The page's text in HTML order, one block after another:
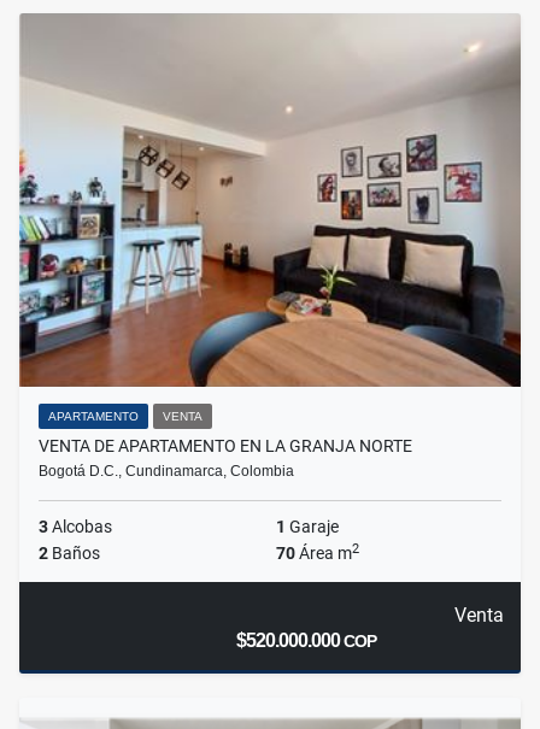
APARTAMENTO VENTA
VENTA DE APARTAMENTO EN LA GRANJA NORTE
Bogotá D.C., Cundinamarca, Colombia
3Alcobas 1 Garaje
2 Baños 70Área m2
Venta
$520.000.000COP